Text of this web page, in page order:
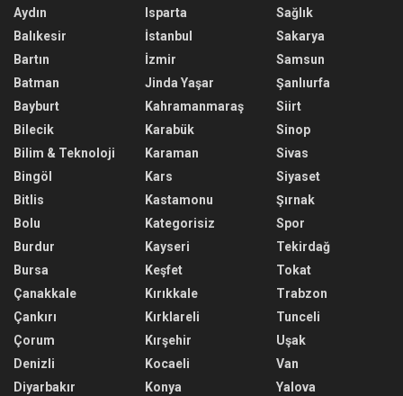
Aydın
Balıkesir
Bartın
Batman
Bayburt
Bilecik
Bilim & Teknoloji
Bingöl
Bitlis
Bolu
Burdur
Bursa
Çanakkale
Çankırı
Çorum
Denizli
Diyarbakır
Isparta
İstanbul
İzmir
Jinda Yaşar
Kahramanmaraş
Karabük
Karaman
Kars
Kastamonu
Kategorisiz
Kayseri
Keşfet
Kırıkkale
Kırklareli
Kırşehir
Kocaeli
Konya
Sağlık
Sakarya
Samsun
Şanlıurfa
Siirt
Sinop
Sivas
Siyaset
Şırnak
Spor
Tekirdağ
Tokat
Trabzon
Tunceli
Uşak
Van
Yalova